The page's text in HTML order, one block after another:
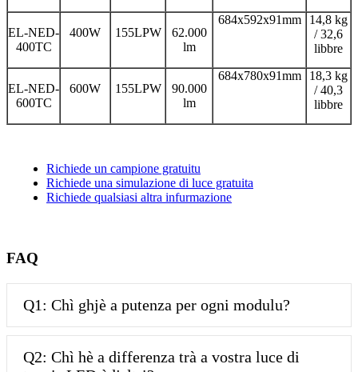
EL-NED-
400TC
400W 155LPW
62.000
lm
684x592x91mm
14,8 kg
/ 32,6
libbre
EL-NED-
600TC
600W 155LPW
90.000
lm
684x780x91mm
18,3 kg
/ 40,3
libbre
Richiede un campione gratuitu
Richiede una simulazione di luce gratuita
Richiede qualsiasi altra infurmazione
FAQ
Q1: Chì ghjè a putenza per ogni modulu?
Q2: Chì hè a differenza trà a vostra luce di